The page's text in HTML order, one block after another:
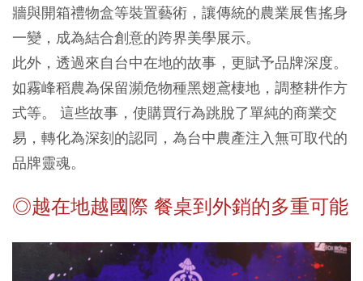
牆與開箱禮物盒等裝置藝術，讓傳統的農業展售搖身
一變，成為結合創意的跨界美學展示。
此外，透過來自台中在地的故事，更賦予品牌深度。
如霧峰稻農為保留瀕危物種黑翅鳶棲地，調整耕作方
式等。 這些故事，使購買行為跳脫了單純的商業交
易，轉化為深刻的認同，為台中農產注入無可取代的
品牌靈魂。
◎越在地越國際 餐桌到外銷的多重可能